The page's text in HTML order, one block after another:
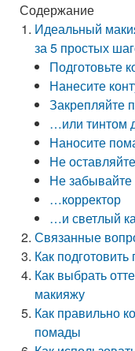
Содержание
Идеальный
за 5 простых
Подготовьте
Нанесите
Закрепляйте
…или тинтом
Наносите
Не
Не
…корректор
…и светлый
Связанные
Как
Как выбрать
макияжу
Как правильно
помады